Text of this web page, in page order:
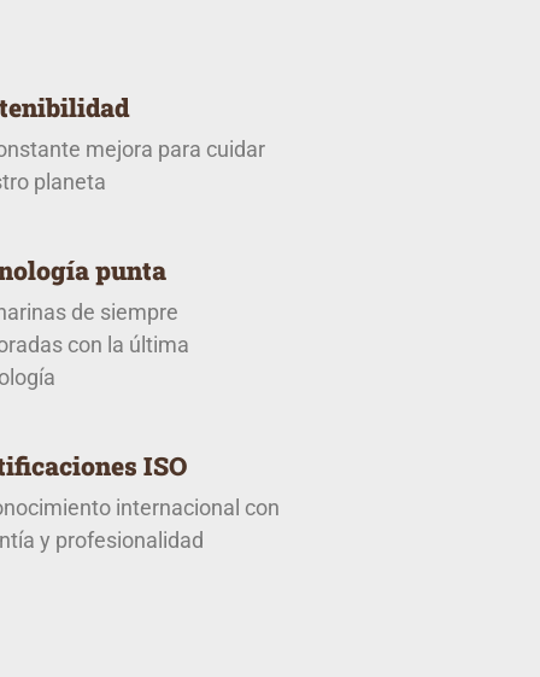
mejora para cuidar
planeta
punta
de siempre
con la última
ISO
internacional con
y profesionalidad